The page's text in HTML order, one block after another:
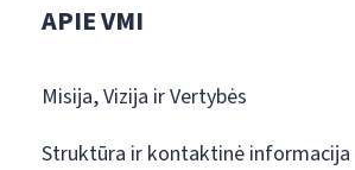
APIE VMI
Misija, Vizija ir Vertybės
Struktūra ir kontaktinė informacija